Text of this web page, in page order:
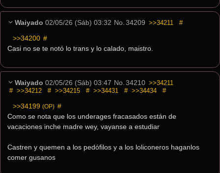
Waiyado 02/05/26 (Sáb) 03:32 No. 34209 >>34211 #
>>34200 #
Casi no se te notó lo trans y lo calado, maistro.
Waiyado 02/05/26 (Sáb) 03:47 No. 34210 >>34211
# >>34212 # >>34215 # >>34431 # >>34434 #
>>34199 (OP) #
Como se nota que los underages fracasados están de
vacaciones inche madre wey, vayanse a estudiar
Castren y quemen a los pedófilos y a los loliconeros haganlos
comer gusanos